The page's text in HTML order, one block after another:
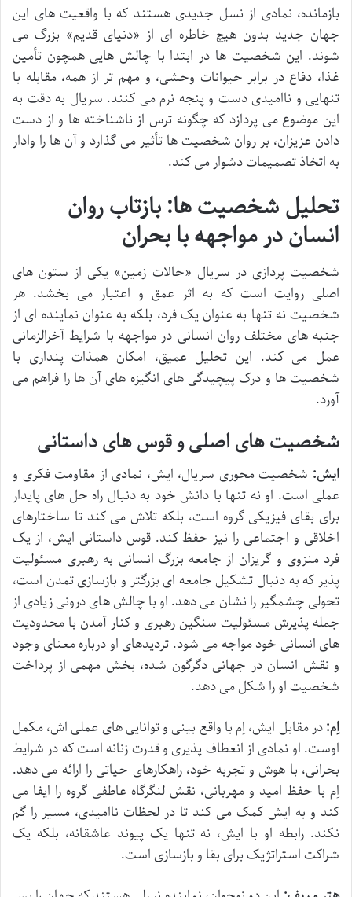
بازمانده، نمادی از نسل جدیدی هستند که با واقعیت های این
جهان جدید بدون هیچ خاطره ای از «دنیای قدیم» بزرگ می
شوند. این شخصیت ها در ابتدا با چالش هایی همچون تأمین
غذا، دفاع در برابر حیوانات وحشی، و مهم تر از همه، مقابله با
تنهایی و ناامیدی دست و پنجه نرم می کنند. سریال به دقت به
این موضوع می پردازد که چگونه ترس از ناشناخته ها و از دست
دادن عزیزان، بر روان شخصیت ها تأثیر می گذارد و آن ها را وادار
به اتخاذ تصمیمات دشوار می کند.
تحلیل شخصیت ها: بازتاب روان
انسان در مواجهه با بحران
شخصیت پردازی در سریال «حالات زمین» یکی از ستون های
اصلی روایت است که به اثر عمق و اعتبار می بخشد. هر
شخصیت نه تنها به عنوان یک فرد، بلکه به عنوان نماینده ای از
جنبه های مختلف روان انسانی در مواجهه با شرایط آخرالزمانی
عمل می کند. این تحلیل عمیق، امکان همذات پنداری با
شخصیت ها و درک پیچیدگی های انگیزه های آن ها را فراهم می
آورد.
شخصیت های اصلی و قوس های داستانی
ایش: شخصیت محوری سریال، ایش، نمادی از مقاومت فکری و
عملی است. او نه تنها با دانش خود به دنبال راه حل های پایدار
برای بقای فیزیکی گروه است، بلکه تلاش می کند تا ساختارهای
اخلاقی و اجتماعی را نیز حفظ کند. قوس داستانی ایش، از یک
فرد منزوی و گریزان از جامعه بزرگ انسانی به رهبری مسئولیت
پذیر که به دنبال تشکیل جامعه ای بزرگتر و بازسازی تمدن است،
تحولی چشمگیر را نشان می دهد. او با چالش های درونی زیادی از
جمله پذیرش مسئولیت سنگین رهبری و کنار آمدن با محدودیت
های انسانی خود مواجه می شود. تردیدهای او درباره معنای وجود
و نقش انسان در جهانی دگرگون شده، بخش مهمی از پرداخت
شخصیت او را شکل می دهد.
اِم:در مقابل ایش، اِم با واقع بینی و توانایی های عملی اش، مکمل
اوست. او نمادی از انعطاف پذیری و قدرت زنانه است که در شرایط
بحرانی، با هوش و تجربه خود، راهکارهای حیاتی را ارائه می دهد.
اِم با حفظ امید و مهربانی، نقش لنگرگاه عاطفی گروه را ایفا می
کند و به ایش کمک می کند تا در لحظات ناامیدی، مسیر را گم
نکند. رابطه او با ایش، نه تنها یک پیوند عاشقانه، بلکه یک
شراکت استراتژیک برای بقا و بازسازی است.